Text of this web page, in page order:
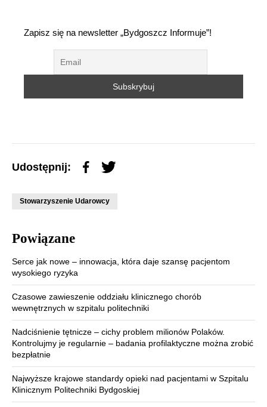
Zapisz się na newsletter „Bydgoszcz Informuje”!
Udostępnij:
Stowarzyszenie Udarowcy
Powiązane
Serce jak nowe – innowacja, która daje szansę pacjentom
wysokiego ryzyka
Czasowe zawieszenie oddziału klinicznego chorób
wewnętrznych w szpitalu politechniki
Nadciśnienie tętnicze – cichy problem milionów Polaków.
Kontrolujmy je regularnie – badania profilaktyczne można zrobić
bezpłatnie
Najwyższe krajowe standardy opieki nad pacjentami w Szpitalu
Klinicznym Politechniki Bydgoskiej